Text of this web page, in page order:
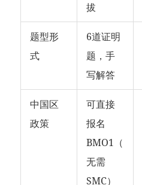
拔
题型形
式
6道证明
题，手
写解答
中国区
政策
可直接
报名
BMO1（
无需
SMC）